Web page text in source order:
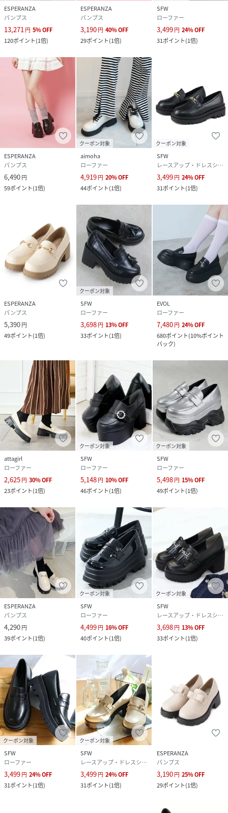
素材 甲皮の使用材：合成皮革 底材の種類：合成底
サイズ
S(22.0cm-22.5cm)、M(23.0cm-23.5cm)、
品番
KC9227_999909P0821080
999909P0821080-019-01 KC9227
ESPERANZA
パンプス
13,271円 5%OFF
120ポイント(1倍)
ESPERANZA
パンプス
3,190円 40%OFF
29ポイント(1倍)
SFW
ローファー
3,499円 24%OFF
31ポイント(1倍)
ESPERANZA
パンプス
6,490円
59ポイント(1倍)
クーポン対象
aimoha
ローファー
4,919円 20%OFF
44ポイント(1倍)
クーポン対象
SFW
レースアップ・ドレスシューズ
3,499円 24%OFF
31ポイント(1倍)
ESPERANZA
パンプス
5,390円
49ポイント(1倍)
クーポン対象
SFW
ローファー
3,698円 13%OFF
33ポイント(1倍)
EVOL
ローファー
7,480円 24%OFF
680ポイント(10%ポイント
バック)
attagirl
ローファー
2,625円 30%OFF
23ポイント(1倍)
クーポン対象
SFW
ローファー
5,148円 10%OFF
46ポイント(1倍)
クーポン対象
SFW
ローファー
5,498円 15%OFF
49ポイント(1倍)
ESPERANZA
パンプス
4,290円
39ポイント(1倍)
クーポン対象
SFW
ローファー
4,499円 16%OFF
40ポイント(1倍)
クーポン対象
SFW
レースアップ・ドレスシューズ
3,698円 13%OFF
33ポイント(1倍)
クーポン対象
SFW
ローファー
3,499円 24%OFF
31ポイント(1倍)
クーポン対象
SFW
レースアップ・ドレスシューズ
3,499円 24%OFF
31ポイント(1倍)
ESPERANZA
パンプス
3,190円 25%OFF
29ポイント(1倍)